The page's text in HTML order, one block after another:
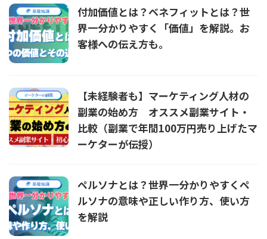
付加価値とは？ベネフィットとは？世
界一分かりやすく「価値」を解説。お
客様への伝え方も。
【未経験者も】マーケティング人材の
副業の始め方 オススメ副業サイト・
比較（副業で年間100万円売り上げたマ
ーケターが伝授）
ペルソナとは？世界一分かりやすくペ
ルソナの意味や正しい作り方、使い方
を解説